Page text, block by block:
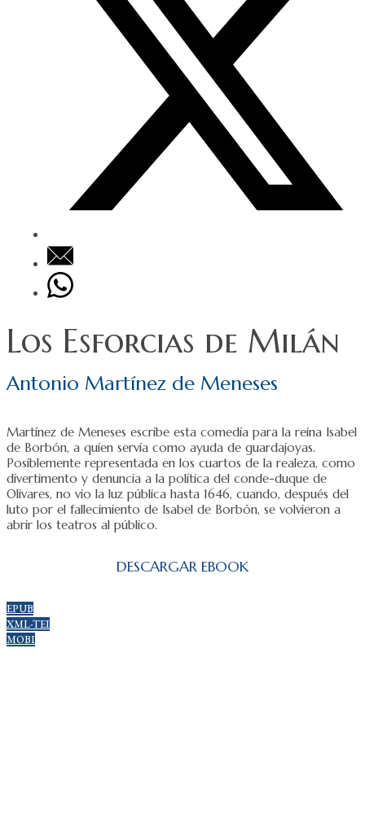
Los Esforcias de Milán
Antonio Martínez de Meneses
Martínez de Meneses escribe esta comedia para la reina Isabel
de Borbón, a quien servía como ayuda de guardajoyas.
Posiblemente representada en los cuartos de la realeza, como
divertimento y denuncia a la política del conde-duque de
Olivares, no vio la luz pública hasta 1646, cuando, después del
luto por el fallecimiento de Isabel de Borbón, se volvieron a
abrir los teatros al público.
DESCARGAR EBOOK
EPUB
XML-TEI
MOBI